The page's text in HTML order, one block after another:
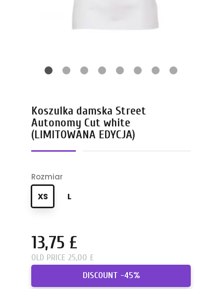
Koszulka damska Street
Autonomy Cut white
(LIMITOWANA EDYCJA)
Rozmiar
XS L
13,75 £
OLD PRICE 25,00 £
DISCOUNT -45%